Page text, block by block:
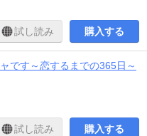
試し読み 購入する
です～恋するまでの365日～
試し読み 購入する